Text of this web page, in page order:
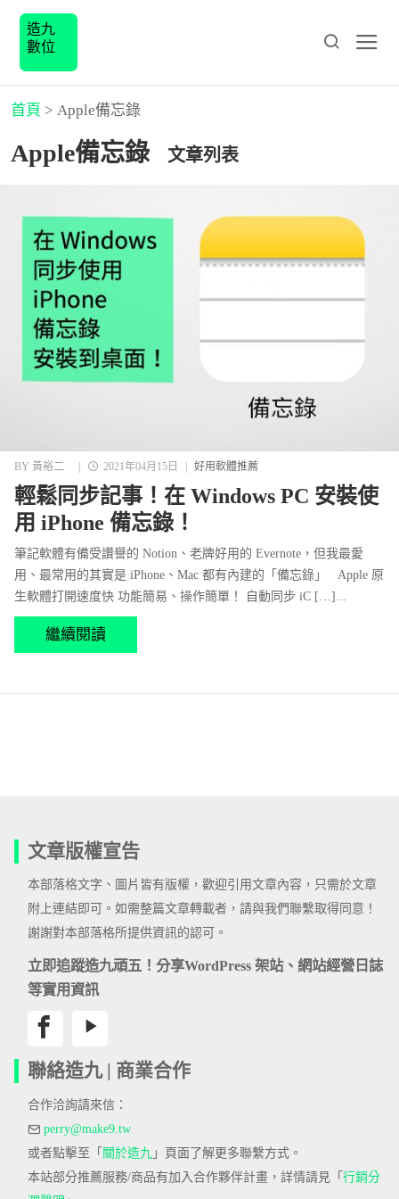
造九
數位
首頁 > Apple備忘錄
Apple備忘錄 文章列表
BY 黃裕二 | 2021年04月15日 | 好用軟體推薦
輕鬆同步記事！在 Windows PC 安裝使
用 iPhone 備忘錄！
筆記軟體有備受讚譽的 Notion、老牌好用的 Evernote，但我最愛
用、最常用的其實是 iPhone、Mac 都有內建的「備忘錄」 Apple 原
生軟體打開速度快 功能簡易、操作簡單！ 自動同步 iC […]...
繼續閱讀
文章版權宣告
本部落格文字、圖片皆有版權，歡迎引用文章內容，只需於文章
附上連結即可。如需整篇文章轉載者，請與我們聯繫取得同意！
謝謝對本部落格所提供資訊的認可。
立即追蹤造九頑五！分享WordPress 架站、網站經營日誌
等實用資訊
聯絡造九 | 商業合作
合作洽詢請來信：
perry@make9.tw
或者點擊至「 關於造九 」頁面了解更多聯繫方式。
本站部分推薦服務/商品有加入合作夥伴計畫，詳情請見「 行銷分